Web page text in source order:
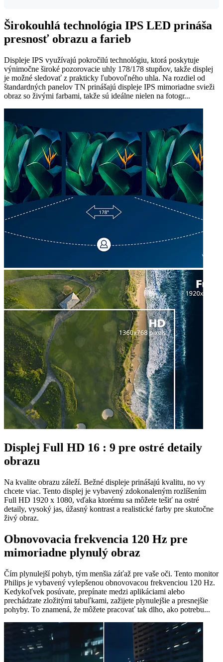
Širokouhlá technológia IPS LED prináša
presnosť obrazu a farieb
Displeje IPS využívajú pokročilú technológiu, ktorá poskytuje
výnimočne široké pozorovacie uhly 178/178 stupňov, takže displej
je možné sledovať z prakticky ľubovoľného uhla. Na rozdiel od
štandardných panelov TN prinášajú displeje IPS mimoriadne svieži
obraz so živými farbami, takže sú ideálne nielen na fotogr...
Displej Full HD 16 : 9 pre ostré detaily
obrazu
Na kvalite obrazu záleží. Bežné displeje prinášajú kvalitu, no vy
chcete viac. Tento displej je vybavený zdokonaleným rozlíšením
Full HD 1920 x 1080, vďaka ktorému sa môžete tešiť na ostré
detaily, vysoký jas, úžasný kontrast a realistické farby pre skutočne
živý obraz.
Obnovovacia frekvencia 120 Hz pre
mimoriadne plynulý obraz
Čím plynulejší pohyb, tým menšia záťaž pre vaše oči. Tento monitor
Philips je vybavený vylepšenou obnovovacou frekvenciou 120 Hz.
Kedykoľvek posúvate, prepínate medzi aplikáciami alebo
prechádzate zložitými tabuľkami, zažijete plynulejšie a presnejšie
pohyby. To znamená, že môžete pracovať tak dlho, ako potrebu...